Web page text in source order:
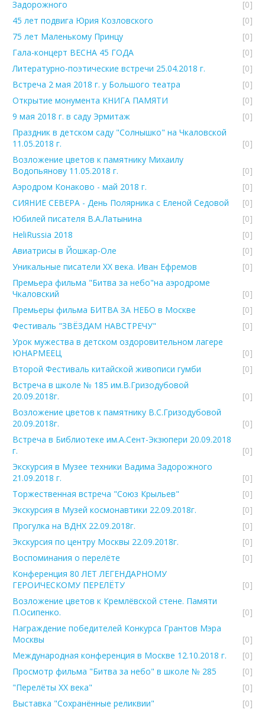
Задорожного
[0]
45 лет подвига Юрия Козловского
[0]
75 лет Маленькому Принцу
[0]
Гала-концерт ВЕСНА 45 ГОДА
[0]
Литературно-поэтические встречи 25.04.2018 г.
[0]
Встреча 2 мая 2018 г. у Большого театра
[0]
Открытие монумента КНИГА ПАМЯТИ
[0]
9 мая 2018 г. в саду Эрмитаж
[0]
Праздник в детском саду "Солнышко" на Чкаловской
11.05.2018 г.
[0]
Возложение цветов к памятнику Михаилу
Водопьянову 11.05.2018 г.
[0]
Аэродром Конаково - май 2018 г.
[0]
СИЯНИЕ СЕВЕРА - День Полярника с Еленой Седовой
[0]
Юбилей писателя В.А.Латынина
[0]
HeliRussia 2018
[0]
Авиатрисы в Йошкар-Оле
[0]
Уникальные писатели ХХ века. Иван Ефремов
[0]
Премьера фильма "Битва за небо"на аэродроме
Чкаловский
[0]
Премьеры фильма БИТВА ЗА НЕБО в Москве
[0]
Фестиваль "ЗВЁЗДАМ НАВСТРЕЧУ"
[0]
Урок мужества в детском оздоровительном лагере
ЮНАРМЕЕЦ
[0]
Второй Фестиваль китайской живописи гумби
[0]
Встреча в школе № 185 им.В.Гризодубовой
20.09.2018г.
[0]
Возложение цветов к памятнику В.С.Гризодубовой
20.09.2018г.
[0]
Встреча в Библиотеке им.А.Сент-Экзюпери 20.09.2018
г.
[0]
Экскурсия в Музее техники Вадима Задорожного
21.09.2018 г.
[0]
Торжественная встреча "Союз Крыльев"
[0]
Экскурсия в Музей космонавтики 22.09.2018г.
[0]
Прогулка на ВДНХ 22.09.2018г.
[0]
Экскурсия по центру Москвы 22.09.2018г.
[0]
Воспоминания о перелёте
[0]
Конференция 80 ЛЕТ ЛЕГЕНДАРНОМУ
ГЕРОИЧЕСКОМУ ПЕРЕЛЁТУ
[0]
Возложение цветов к Кремлёвской стене. Памяти
П.Осипенко.
[0]
Награждение победителей Конкурса Грантов Мэра
Москвы
[0]
Международная конференция в Москве 12.10.2018 г.
[0]
Просмотр фильма "Битва за небо" в школе № 285
[0]
"Перелёты ХХ века"
[0]
Выставка "Сохранённые реликвии"
[0]